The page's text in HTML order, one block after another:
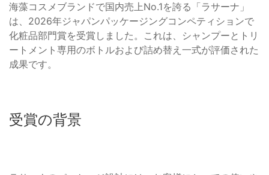
海藻コスメブランドで国内売上No.1を誇る「ラサーナ」
は、2026年ジャパンパッケージングコンペティションで
化粧品部門賞を受賞しました。これは、シャンプーとトリ
ートメント専用のボトルおよび詰め替え一式が評価された
成果です。
受賞の背景